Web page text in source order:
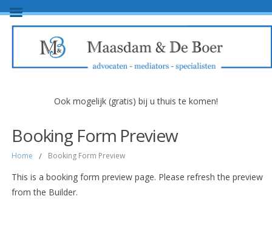
Ook mogelijk (gratis) bij u thuis te komen!
Booking Form Preview
Home / Booking Form Preview
This is a booking form preview page. Please refresh the preview
from the Builder.